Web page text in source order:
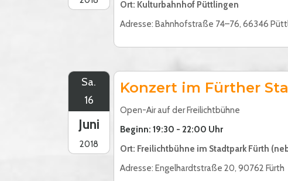
Ort: Kulturbahnhof Püttlingen
Adresse: Bahnhofstraße 74–76, 66346
Sa.
16
Juni
2018
Konzert im Fürther
Open-Air auf der Freilichtbühne
Beginn: 19:30 - 22:00 Uhr
Ort: Freilichtbühne im Stadtpark Fürth
Adresse: Engelhardtstraße 20, 90762 Fürth